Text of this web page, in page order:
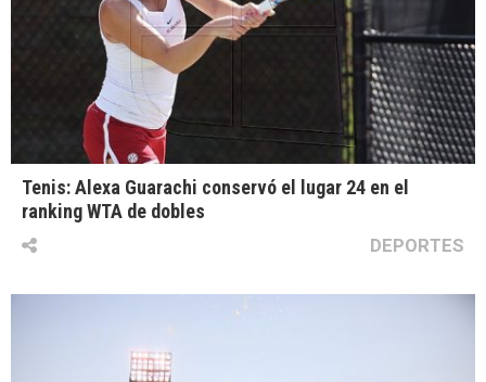
Tenis: Alexa Guarachi conservó el lugar 24 en el
ranking WTA de dobles
DEPORTES